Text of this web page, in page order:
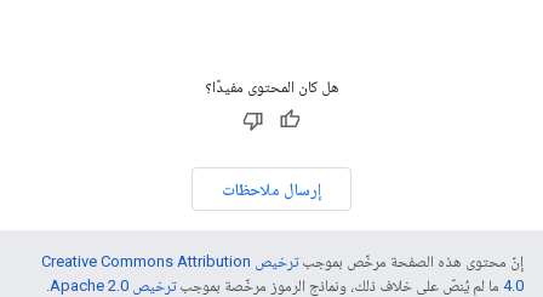
هل كان المحتوى مفيدًا؟
إرسال ملاحظات
إنّ محتوى هذه الصفحة مرخّص بموجب
ترخيص Creative Commons Attribution
4.0‏ ما لم يُنصّ على خلاف ذلك، ونماذج الرموز مرخّصة بموجبترخيص Apache 2.0‏